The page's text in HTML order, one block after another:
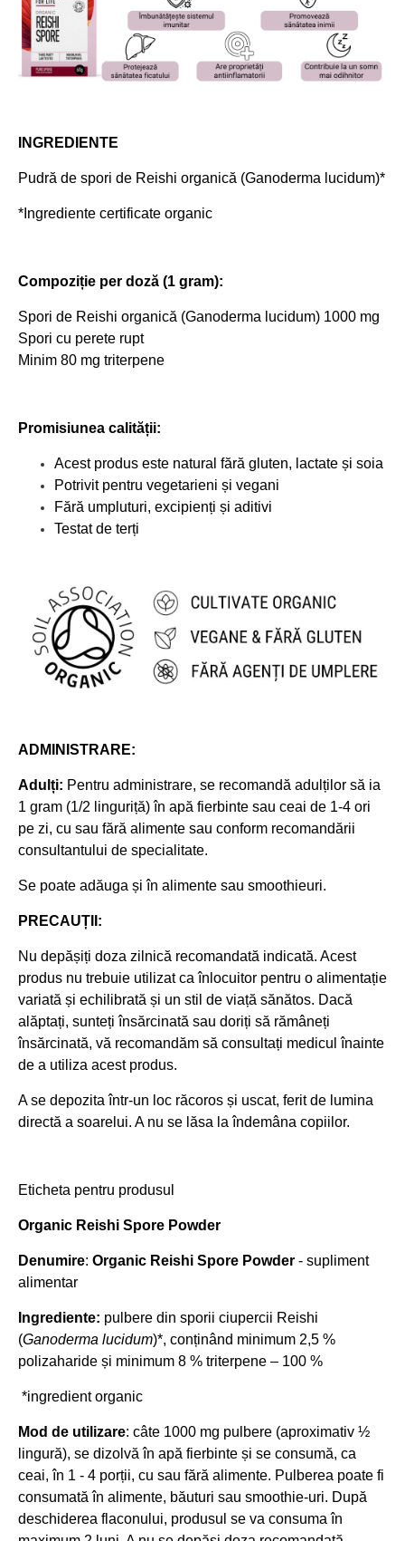
INGREDIENTE
Pudră de spori de Reishi organică (Ganoderma lucidum)*
*Ingrediente certificate organic
Compoziție per doză (1 gram):
Spori de Reishi organică (Ganoderma lucidum) 1000 mg
Spori cu perete rupt
Minim 80 mg triterpene
Promisiunea calității:
Acest produs este natural fără gluten, lactate și soia
Potrivit pentru vegetarieni și vegani
Fără umpluturi, excipienți și aditivi
Testat de terți
ADMINISTRARE:
Adulți: Pentru administrare, se recomandă adulților să ia
1 gram (1/2 linguriță) în apă fierbinte sau ceai de 1-4 ori
pe zi, cu sau fără alimente sau conform recomandării
consultantului de specialitate.
Se poate adăuga și în alimente sau smoothieuri.
PRECAUȚII:
Nu depășiți doza zilnică recomandată indicată. Acest
produs nu trebuie utilizat ca înlocuitor pentru o alimentație
variată și echilibrată și un stil de viață sănătos. Dacă
alăptați, sunteți însărcinată sau doriți să rămâneți
însărcinată, vă recomandăm să consultați medicul înainte
de a utiliza acest produs.
A se depozita într-un loc răcoros și uscat, ferit de lumina
directă a soarelui. A nu se lăsa la îndemâna copiilor.
Eticheta pentru produsul
Organic Reishi Spore Powder
Denumire: Organic Reishi Spore Powder - supliment
alimentar
Ingrediente: pulbere din sporii ciupercii Reishi
(Ganoderma lucidum)*, conținând minimum 2,5 %
polizaharide și minimum 8 % triterpene – 100 %
*ingredient organic
Mod de utilizare: câte 1000 mg pulbere (aproximativ ½
lingură), se dizolvă în apă fierbinte și se consumă, ca
ceai, în 1 - 4 porții, cu sau fără alimente. Pulberea poate fi
consumată în alimente, băuturi sau smoothie-uri. După
deschiderea flaconului, produsul se va consuma în